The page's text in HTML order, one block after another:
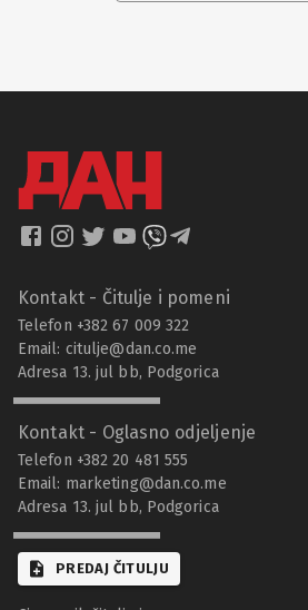
Kontakt - Čitulje i pomeni
Telefon +382 67 009 322
Email: citulje@dan.co.me
Adresa 13. jul bb, Podgorica
Kontakt - Oglasno odjeljenje
Telefon +382 20 481 555
Email: marketing@dan.co.me
Adresa 13. jul bb, Podgorica
PREDAJ ČITULJU